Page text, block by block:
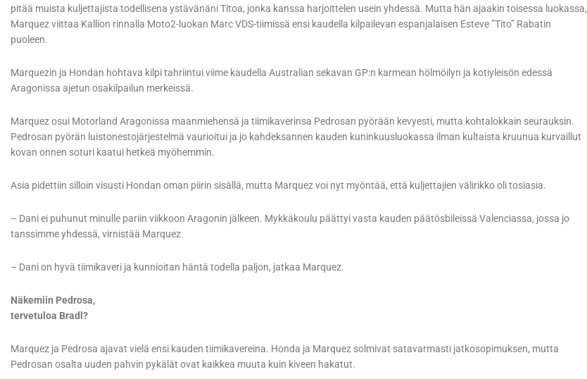
pitää muista kuljettajista todellisena ystävänäni Titoa, jonka kanssa harjoittelen usein yhdessä. Mutta hän ajaakin toisessa luokassa,
Marquez viittaa Kallion rinnalla Moto2-luokan Marc VDS-tiimissä ensi kaudella kilpailevan espanjalaisen Esteve ”Tito” Rabatin
puoleen.
Marquezin ja Hondan hohtava kilpi tahriintui viime kaudella Australian sekavan GP:n karmean hölmöilyn ja kotiyleisön edessä
Aragonissa ajetun osakilpailun merkeissä.
Marquez osui Motorland Aragonissa maanmiehensä ja tiimikaverinsa Pedrosan pyörään kevyesti, mutta kohtalokkain seurauksin.
Pedrosan pyörän luistonestojärjestelmä vaurioitui ja jo kahdeksannen kauden kuninkuusluokassa ilman kultaista kruunua kurvaillut
kovan onnen soturi kaatui hetkeä myöhemmin.
Asia pidettiin silloin visusti Hondan oman piirin sisällä, mutta Marquez voi nyt myöntää, että kuljettajien välirikko oli tosiasia.
– Dani ei puhunut minulle pariin viikkoon Aragonin jälkeen. Mykkäkoulu päättyi vasta kauden päätösbileissä Valenciassa, jossa jo
tanssimme yhdessä, virnistää Marquez.
– Dani on hyvä tiimikaveri ja kunnioitan häntä todella paljon, jatkaa Marquez.
Näkemiin Pedrosa,
tervetuloa Bradl?
Marquez ja Pedrosa ajavat vielä ensi kauden tiimikavereina. Honda ja Marquez solmivat satavarmasti jatkosopimuksen, mutta
Pedrosan osalta uuden pahvin pykälät ovat kaikkea muuta kuin kiveen hakatut.